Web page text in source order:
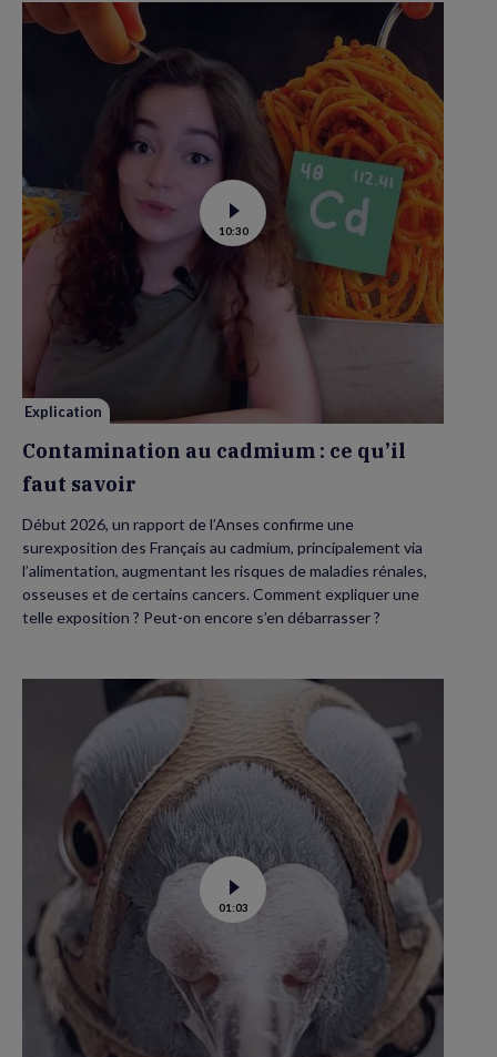
Voir
la
vidéo
Contamination
au
cadmium :
ce
savoir
10:30
Explication
Contamination au cadmium : ce qu’il
faut savoir
Début 2026, un rapport de l’Anses confirme une
surexposition des Français au cadmium, principalement via
l’alimentation, augmentant les risques de maladies rénales,
osseuses et de certains cancers. Comment expliquer une
telle exposition ? Peut-on encore s’en débarrasser ?
Voir
la
vidéo
01:03